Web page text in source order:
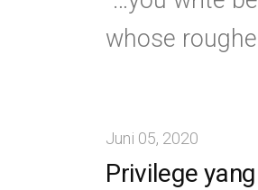
whose
Juni 05, 2020
Privilege